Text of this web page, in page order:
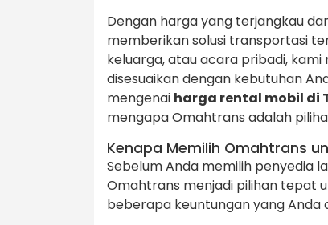
Dengan harga yang terjangkau
memberikan solusi transportasi
keluarga, atau acara pribadi,
disesuaikan dengan kebutuhan
mengenai harga rental mobil di
mengapa Omahtrans adalah
Kenapa Memilih Omahtrans
Sebelum Anda memilih penyedia
Omahtrans menjadi pilihan tepat
beberapa keuntungan yang